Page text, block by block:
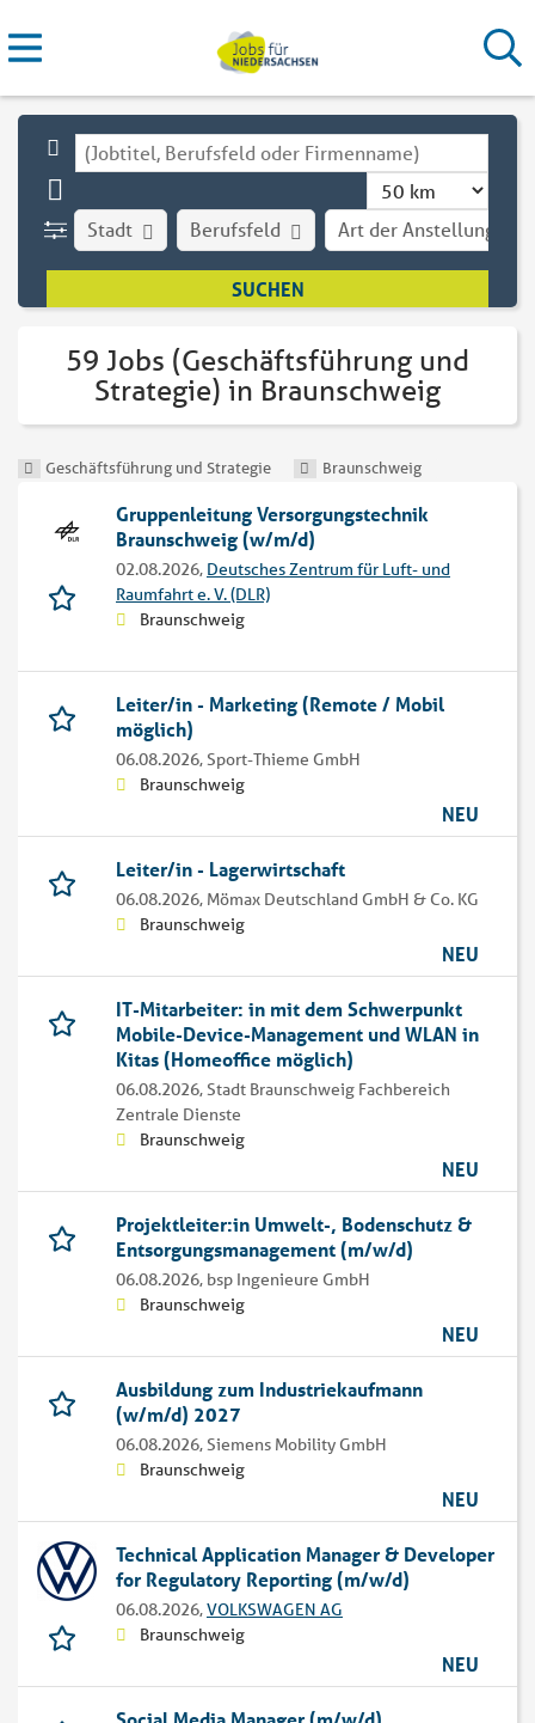
Stadt Art der Anstellung
Berufsfeld
59 Jobs (Geschäftsführung und
Strategie) in Braunschweig
Geschäftsführung und Strategie Braunschweig
Gruppenleitung Versorgungstechnik
Braunschweig (w/m/d)
02.08.2026, Deutsches Zentrum für Luft- und
Raumfahrt e. V. (DLR)
Braunschweig
Leiter/in - Marketing (Remote / Mobil
möglich)
06.08.2026,Sport-Thieme GmbH
Braunschweig
NEU
Leiter/in - Lagerwirtschaft
06.08.2026, Mömax Deutschland GmbH & Co. KG
Braunschweig
NEU
IT-Mitarbeiter: in mit dem Schwerpunkt
Mobile-Device-Management und WLAN in
Kitas (Homeoffice möglich)
06.08.2026,Stadt Braunschweig Fachbereich
Zentrale Dienste
Braunschweig
NEU
Projektleiter:in Umwelt-, Bodenschutz &
Entsorgungsmanagement (m/w/d)
06.08.2026, bsp Ingenieure GmbH
Braunschweig
NEU
Ausbildung zum Industriekaufmann
(w/m/d) 2027
06.08.2026,Siemens Mobility GmbH
Braunschweig
NEU
Technical Application Manager & Developer
for Regulatory Reporting (m/w/d)
06.08.2026,VOLKSWAGEN AG
Braunschweig
NEU